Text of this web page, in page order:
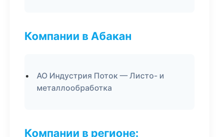
Компании в Абакан
АО Индустрия Поток — Листо- и
металлообработка
Компании в регионе: